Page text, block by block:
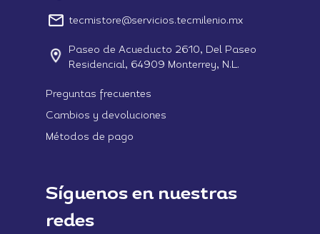
tecmistore@servicios.tecmilenio.mx
Paseo de Acueducto 2610, Del Paseo
Residencial, 64909 Monterrey, N.L.
Preguntas frecuentes
Cambios y devoluciones
Métodos de pago
Síguenos en nuestras
redes